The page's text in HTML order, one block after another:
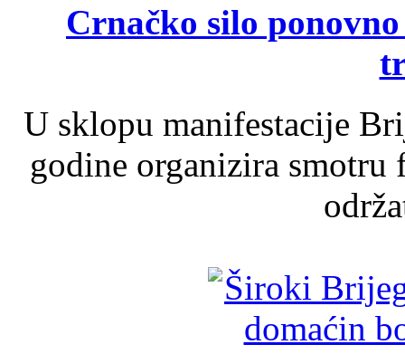
Crnačko silo
U sklopu manifestacije
godine organizira